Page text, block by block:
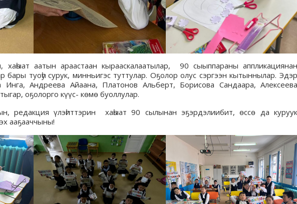
хаһыат аатын араастаан кырааскалаатылар, 90 сыыппараны аппликациянан
бары туоһу сурук, минньигэс туттулар. Оҕолор олус сэргээн кытыннылар. Эдэр
Инга, Андреева Айаана, Платонов Альберт, Борисова Сандаара, Алексеева
оҕолорго күүс- көмө буоллулар.
редакция үлэһиттэрин хаһыат 90 сылынан эҕэрдэлиибит, өссө да куруук
ааҕааччыны!